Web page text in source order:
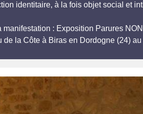
identitaire, à la fois objet social et
: Exposition Parures
la Côte à Biras en Dordogne (24)